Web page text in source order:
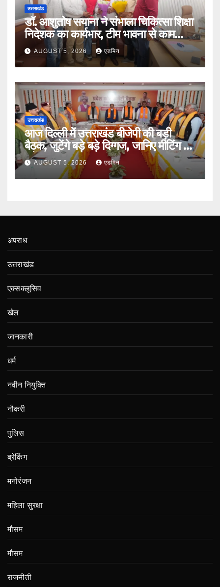
उत्तराखंड
डॉ. आशुतोष सयाना ने संभाला चिकित्सा शिक्षा
निदेशक का कार्यभार, टीम भावना से काम
करने पर दिया जोर
AUGUST 5, 2026 एडमिन
उत्तराखंड
आज दिल्ली में उत्तराखंड बीजेपी की बड़ी
बैठक, जुटेंगे बड़े बड़े दिग्गज, जानिए मीटिंग का
एजेंडा
AUGUST 5, 2026 एडमिन
अपराध
उत्तराखंड
एक्सक्लूसिव
खेल
जानकारी
धर्म
नवीन नियुक्ति
नौकरी
पुलिस
ब्रेकिंग
मनोरंजन
महिला सुरक्षा
मौसम
मौसम
राजनीती